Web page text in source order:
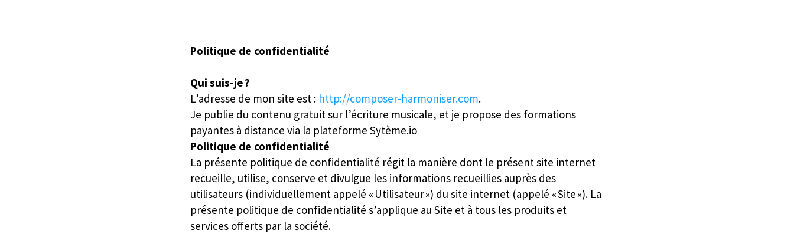
Politique de confidentialité
Qui suis-je ?
L’adresse de mon site est : http://composer-harmoniser.com.
Je publie du contenu gratuit sur l’écriture musicale, et je propose des formations
payantes à distance via la plateforme Sytème.io
Politique de confidentialité
La présente politique de confidentialité régit la manière dont le présent site internet
recueille, utilise, conserve et divulgue les informations recueillies auprès des
utilisateurs (individuellement appelé « Utilisateur ») du site internet (appelé « Site »). La
présente politique de confidentialité s’applique au Site et à tous les produits et
services offerts par la société.